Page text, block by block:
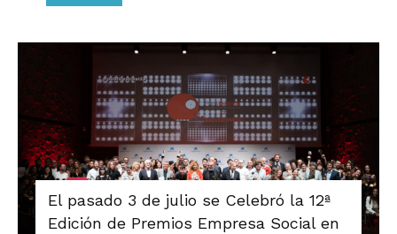
El pasado 3 de julio se Celebró la 12ª
Edición de Premios Empresa Social en